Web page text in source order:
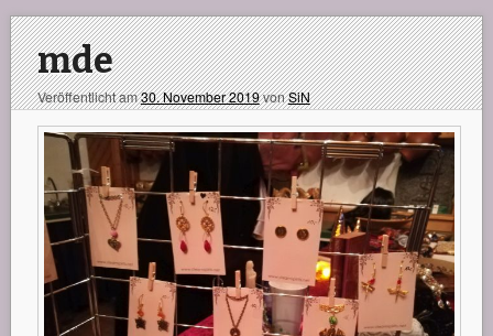
mde
Veröffentlicht am30. November 2019vonSiN